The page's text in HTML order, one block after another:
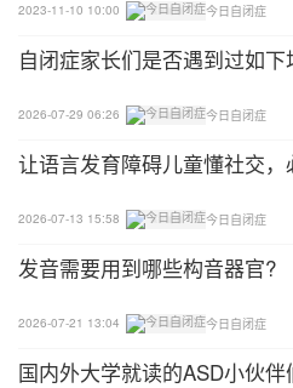
2023-11-10 10:00 今日自闭症
自闭症家长们是否遇到过如下
2026-07-29 06:26 今日自闭症
让语言发育障碍儿童懂社交，
2026-07-13 15:58 今日自闭症
发音需要用到哪些构音器官?
2026-07-21 13:04 今日自闭症
国内外大学就读的ASD小伙伴